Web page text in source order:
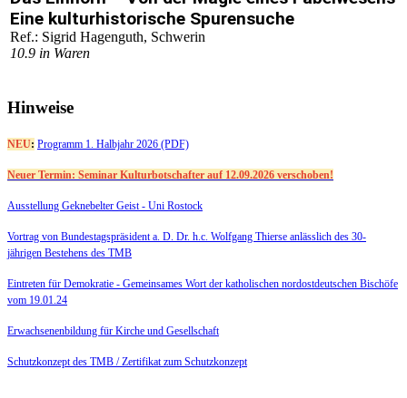
Eine kulturhistorische Spurensuche
Ref.: Sigrid Hagenguth, Schwerin
10.9 in Waren
Hinweise
NEU: Programm 1. Halbjahr 2026 (PDF)
Neuer Termin: Seminar Kulturbotschafter auf 12.09.2026 verschoben!
Ausstellung Geknebelter Geist - Uni Rostock
Vortrag von Bundestagspräsident a. D. Dr. h.c. Wolfgang Thierse anlässlich des 30-
jährigen Bestehens des TMB
Eintreten für Demokratie - Gemeinsames Wort der katholischen nordostdeutschen Bischöfe
vom 19.01.24
Erwachsenenbildung für Kirche und Gesellschaft
Schutzkonzept des TMB /Zertifikat zum Schutzkonzept